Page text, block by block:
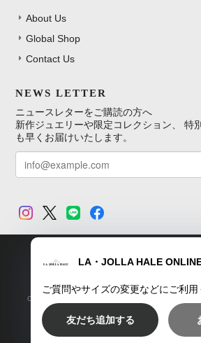
About Us
Global Shop
Contact Us
NEWS LETTER
ニュースレターをご購読の方へ
新作ジュエリーや限定コレクション、 特
も早くお届けいたします。
TOP プライバシーポリシー 特定商取引
Copyright © LA・JOLLA HALE ONLINE